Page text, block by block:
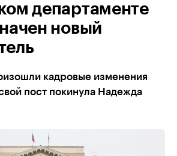
департаменте
новый
кадровые изменения
пост покинула Надежда